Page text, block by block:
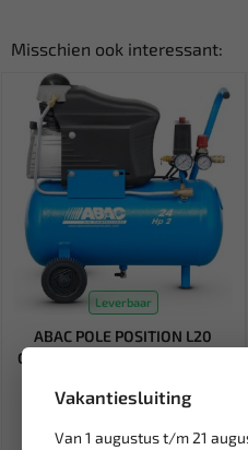
Vakantiesluiting
Van 1 augustus t/m 21
Misschien ook interessant:
Leverbaar
ABAC POLE POSITION L20
Compressor 24 liter 1129100...
320,65
Ex. btw: € 265,00